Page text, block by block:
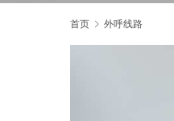
首页 外呼线路